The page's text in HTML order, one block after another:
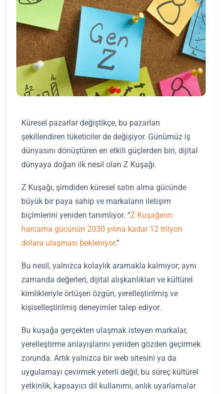
Küresel pazarlar değiştikçe, bu pazarları
şekillendiren tüketiciler de değişiyor. Günümüz iş
dünyasını dönüştüren en etkili güçlerden biri, dijital
dünyaya doğan ilk nesil olan Z Kuşağı.
Z Kuşağı, şimdiden küresel satın alma gücünde
büyük bir paya sahip ve markaların iletişim
biçimlerini yeniden tanımlıyor. “Z Kuşağının
harcama gücünün 2030 yılına kadar 12 trilyon
dolara ulaşması bekleniyor.”
Bu nesil, yalnızca kolaylık aramakla kalmıyor; aynı
zamanda değerleri, dijital alışkanlıkları ve kültürel
kimlikleriyle örtüşen özgün, yerelleştirilmiş ve
kişiselleştirilmiş deneyimler talep ediyor.
Bu kuşağa gerçekten ulaşmak isteyen markalar,
yerelleştirme anlayışlarını yeniden gözden geçirmek
zorunda. Artık yalnızca bir web sitesini ya da
uygulamayı çevirmek yeterli değil; bu süreç kültürel
yetkinlik, kapsayıcı dil kullanımı, anlık uyarlamalar